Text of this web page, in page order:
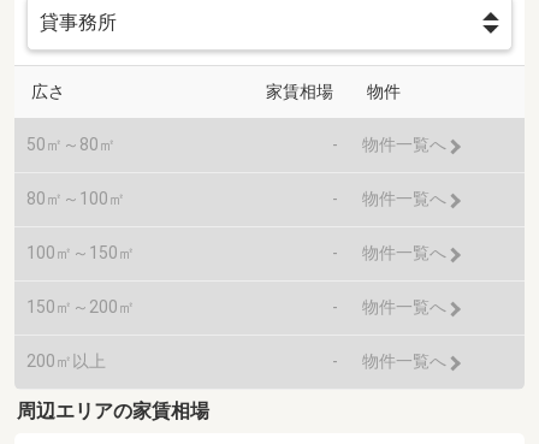
広さ 家賃相場 物件
50㎡～80㎡ - 物件一覧へ
80㎡～100㎡ - 物件一覧へ
100㎡～150㎡ - 物件一覧へ
150㎡～200㎡ - 物件一覧へ
200㎡以上 - 物件一覧へ
周辺エリアの家賃相場